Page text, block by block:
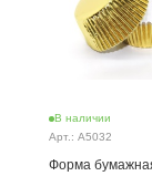
В наличии
Арт.: A5032
Форма